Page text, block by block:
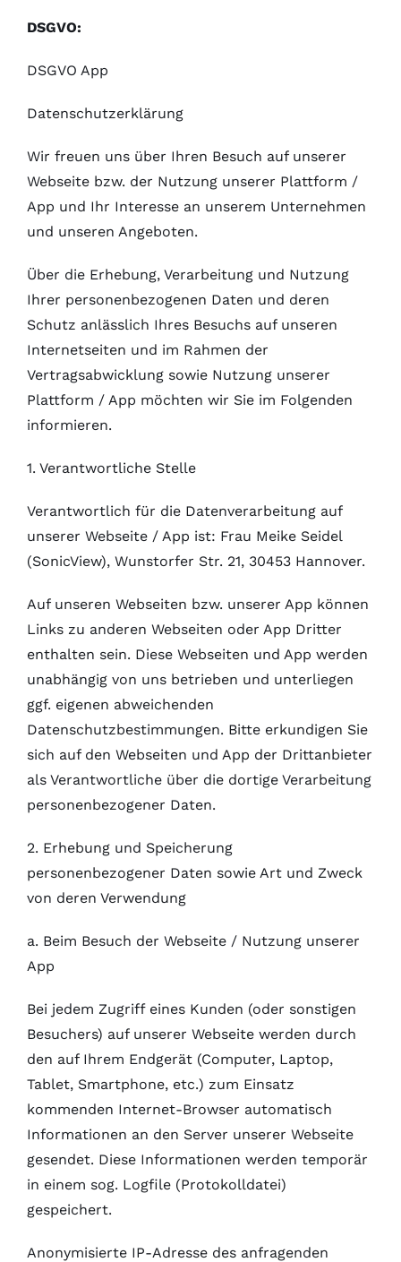
DSGVO:
DSGVO App
Datenschutzerklärung
Wir freuen uns über Ihren Besuch auf unserer
Webseite bzw. der Nutzung unserer Plattform /
App und Ihr Interesse an unserem Unternehmen
und unseren Angeboten.
Über die Erhebung, Verarbeitung und Nutzung
Ihrer personenbezogenen Daten und deren
Schutz anlässlich Ihres Besuchs auf unseren
Internetseiten und im Rahmen der
Vertragsabwicklung sowie Nutzung unserer
Plattform / App möchten wir Sie im Folgenden
informieren.
1. Verantwortliche Stelle
Verantwortlich für die Datenverarbeitung auf
unserer Webseite / App ist: Frau Meike Seidel
(SonicView), Wunstorfer Str. 21, 30453 Hannover.
Auf unseren Webseiten bzw. unserer App können
Links zu anderen Webseiten oder App Dritter
enthalten sein. Diese Webseiten und App werden
unabhängig von uns betrieben und unterliegen
ggf. eigenen abweichenden
Datenschutzbestimmungen. Bitte erkundigen Sie
sich auf den Webseiten und App der Drittanbieter
als Verantwortliche über die dortige Verarbeitung
personenbezogener Daten.
2. Erhebung und Speicherung
personenbezogener Daten sowie Art und Zweck
von deren Verwendung
a. Beim Besuch der Webseite / Nutzung unserer
App
Bei jedem Zugriff eines Kunden (oder sonstigen
Besuchers) auf unserer Webseite werden durch
den auf Ihrem Endgerät (Computer, Laptop,
Tablet, Smartphone, etc.) zum Einsatz
kommenden Internet-Browser automatisch
Informationen an den Server unserer Webseite
gesendet. Diese Informationen werden temporär
in einem sog. Logfile (Protokolldatei)
gespeichert.
Anonymisierte IP-Adresse des anfragenden